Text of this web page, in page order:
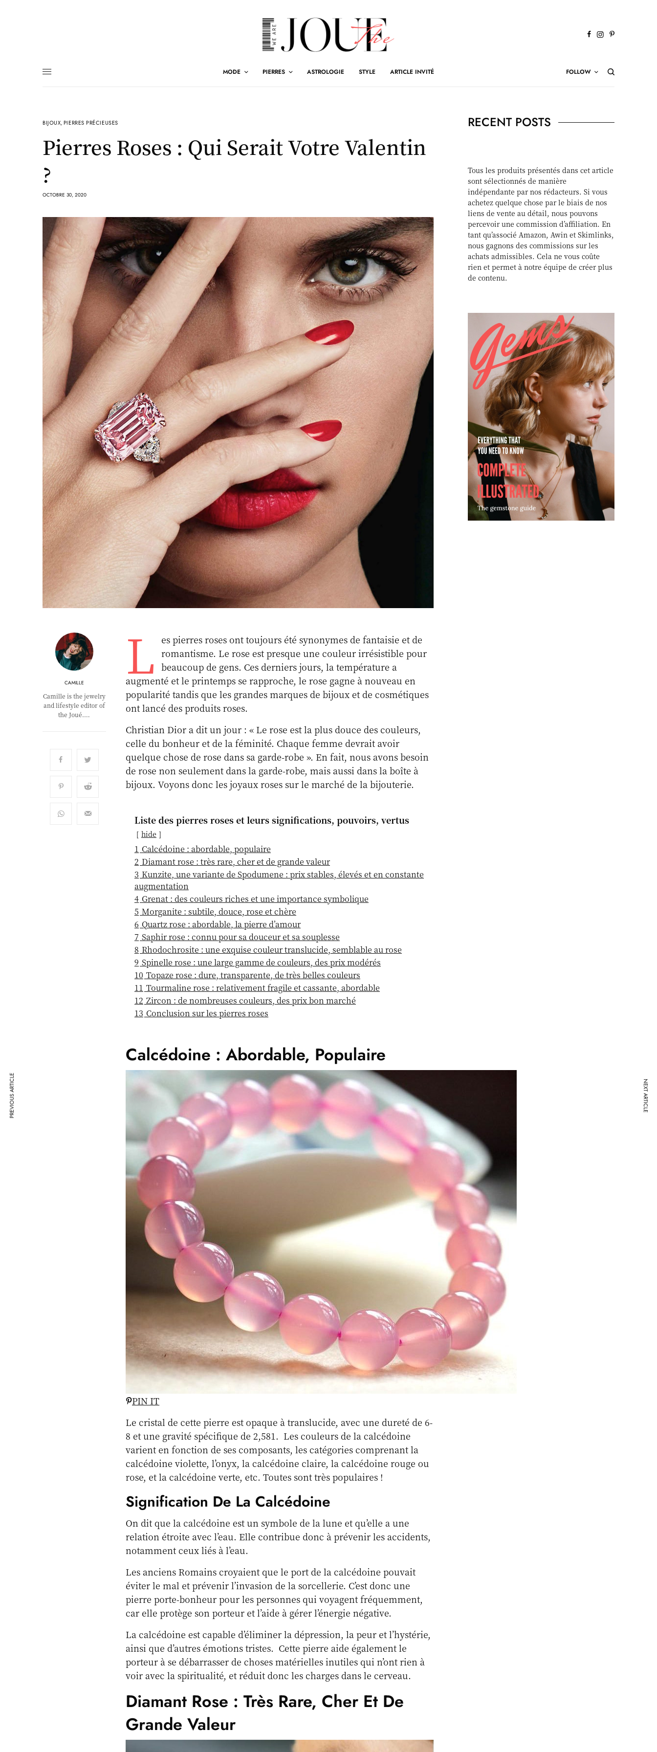
MODE PIERRES ASTROLOGIE STYLE ARTICLE INVITÉ FOLLOW
BIJOUX,PIERRES PRÉCIEUSES
Pierres Roses : Qui Serait Votre Valentin
?
OCTOBRE 30, 2020
CAMILLE
Camille is the jewelry
and lifestyle editor of
the Joué.…
L
es pierres roses ont toujours été synonymes de fantaisie et de
romantisme. Le rose est presque une couleur irrésistible pour
beaucoup de gens. Ces derniers jours, la température a
augmenté et le printemps se rapproche, le rose gagne à nouveau en
popularité tandis que les grandes marques de bijoux et de cosmétiques
ont lancé des produits roses.
Christian Dior a dit un jour : « Le rose est la plus douce des couleurs,
celle du bonheur et de la féminité. Chaque femme devrait avoir
quelque chose de rose dans sa garde-robe ». En fait, nous avons besoin
de rose non seulement dans la garde-robe, mais aussi dans la boîte à
bijoux. Voyons donc les joyaux roses sur le marché de la bijouterie.
Liste des pierres roses et leurs significations, pouvoirs, vertus
hide
1 Calcédoine : abordable, populaire
2 Diamant rose : très rare, cher et de grande valeur
3 Kunzite, une variante de Spodumene : prix stables, élevés et en constante
augmentation
4 Grenat : des couleurs riches et une importance symbolique
5 Morganite : subtile, douce, rose et chère
6 Quartz rose : abordable, la pierre d’amour
7 Saphir rose : connu pour sa douceur et sa souplesse
8 Rhodochrosite : une exquise couleur translucide, semblable au rose
9 Spinelle rose : une large gamme de couleurs, des prix modérés
10 Topaze rose : dure, transparente, de très belles couleurs
11 Tourmaline rose : relativement fragile et cassante, abordable
12 Zircon : de nombreuses couleurs, des prix bon marché
13 Conclusion sur les pierres roses
Calcédoine : Abordable, Populaire
PIN IT
Le cristal de cette pierre est opaque à translucide, avec une dureté de 6-
8 et une gravité spécifique de 2,581. Les couleurs de la calcédoine
varient en fonction de ses composants, les catégories comprenant la
calcédoine violette, l’onyx, la calcédoine claire, la calcédoine rouge ou
rose, et la calcédoine verte, etc. Toutes sont très populaires !
Signification De La Calcédoine
On dit que la calcédoine est un symbole de la lune et qu’elle a une
relation étroite avec l’eau. Elle contribue donc à prévenir les accidents,
notamment ceux liés à l’eau.
Les anciens Romains croyaient que le port de la calcédoine pouvait
éviter le mal et prévenir l’invasion de la sorcellerie. C’est donc une
pierre porte-bonheur pour les personnes qui voyagent fréquemment,
car elle protège son porteur et l’aide à gérer l’énergie négative.
La calcédoine est capable d’éliminer la dépression, la peur et l’hystérie,
ainsi que d’autres émotions tristes. Cette pierre aide également le
porteur à se débarrasser de choses matérielles inutiles qui n’ont rien à
voir avec la spiritualité, et réduit donc les charges dans le cerveau.
Diamant Rose : Très Rare, Cher Et De
Grande Valeur
RECENT POSTS
Tous les produits présentés dans cet article
sont sélectionnés de manière
indépendante par nos rédacteurs. Si vous
achetez quelque chose par le biais de nos
liens de vente au détail, nous pouvons
percevoir une commission d’affiliation. En
tant qu’associé Amazon, Awin et Skimlinks,
nous gagnons des commissions sur les
achats admissibles. Cela ne vous coûte
rien et permet à notre équipe de créer plus
de contenu.
PREVIOUS ARTICLE NEXT ARTICLE